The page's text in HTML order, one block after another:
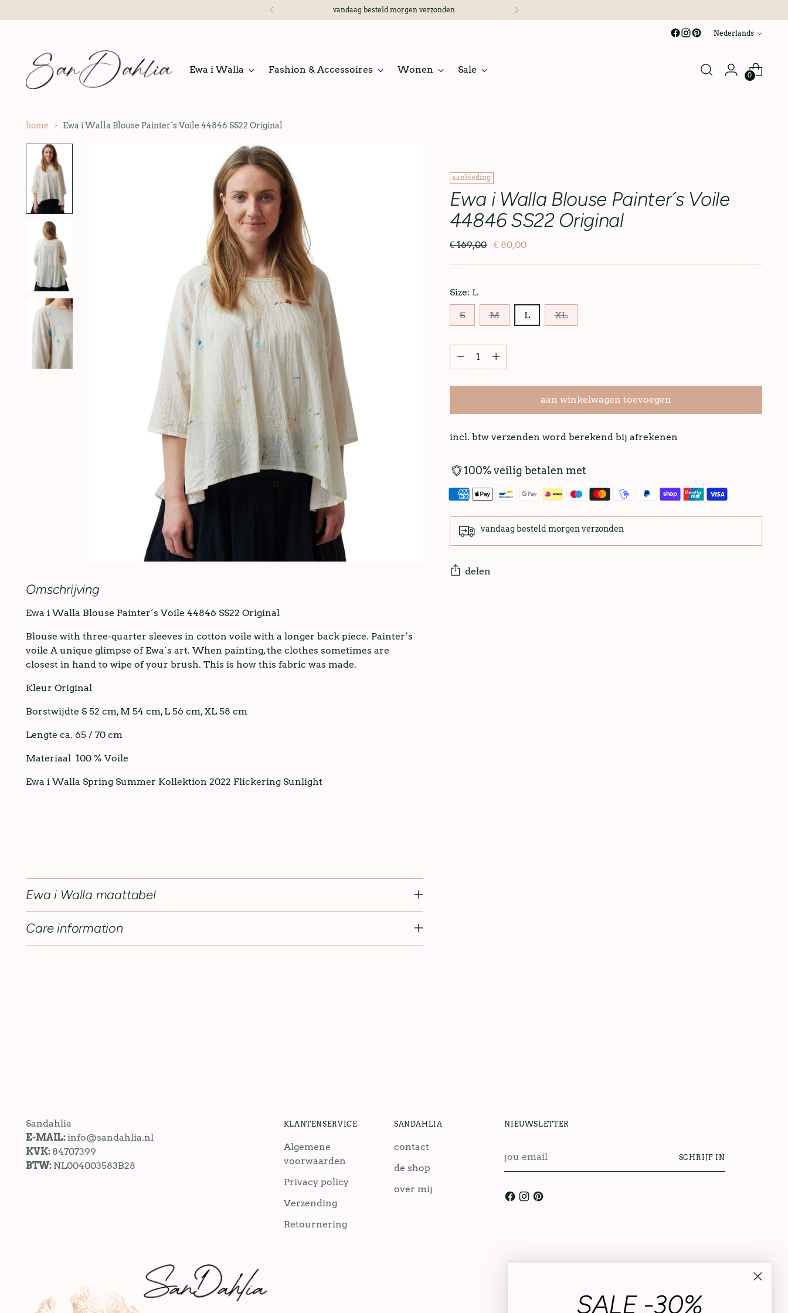
vandaag besteld morgen verzonden
taal
Nederlands
Ewa i Walla Fashion & Accessoires Wonen Sale
0
SALE -30%
home Ewa i Walla Blouse Painter´s Voile 44846 SS22 Original
Omschrijving
Ewa i Walla Blouse Painter´s Voile 44846 SS22 Original
Blouse with three-quarter sleeves in cotton voile with a longer back piece. Painter’s
voile A unique glimpse of Ewa`s art. When painting, the clothes sometimes are
closest in hand to wipe of your brush. This is how this fabric was made.
Kleur Original
Borstwijdte S 52 cm, M 54 cm, L 56 cm, XL 58 cm
Lengte ca. 65 / 70 cm
Materiaal 100 % Voile
Ewa i Walla Spring Summer Kollektion 2022 Flickering Sunlight
Ewa i Walla maattabel
Care information
aanbieding
Ewa i Walla Blouse Painter´s Voile
44846 SS22 Original
€ 169,00 € 80,00
Size: L
S M L XL
aan winkelwagen toevoegen
incl. btw verzenden word berekend bij afrekenen
100% veilig betalen met
vandaag besteld morgen verzonden
delen
Sandahlia
E-MAIL:info@sandahlia.nl
KVK: 84707399
BTW: NL004003583B28
KLANTENSERVICE
Algemene
voorwaarden
Privacy policy
Verzending
Retournering
SANDAHLIA
contact
de shop
over mij
NIEUWSLETTER
email
SCHRIJF IN